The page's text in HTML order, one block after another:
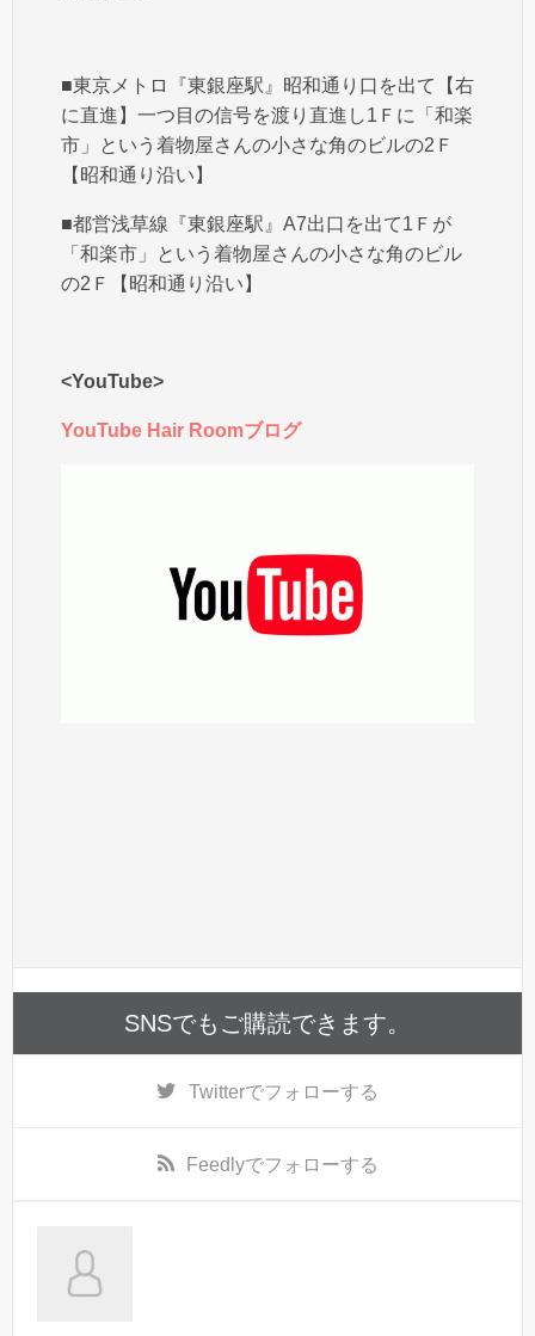
■東京メトロ『東銀座駅』昭和通り口を出て【右
に直進】一つ目の信号を渡り直進し1Ｆに「和楽
市」という着物屋さんの小さな角のビルの2Ｆ
【昭和通り沿い】
■都営浅草線『東銀座駅』A7出口を出て1Ｆが
「和楽市」という着物屋さんの小さな角のビル
の2Ｆ【昭和通り沿い】
<YouTube>
YouTube Hair Roomブログ
SNSでもご購読できます。
Twitterでフォローする
Feedlyでフォローする